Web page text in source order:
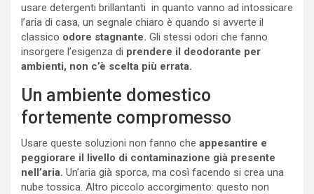
usare detergenti brillantanti in quanto vanno ad intossicare
l’aria di casa, un segnale chiaro è quando si avverte il
classico odore stagnante. Gli stessi odori che fanno
insorgere l’esigenza di prendere il deodorante per
ambienti, non c’è scelta più errata.
Un ambiente domestico
fortemente compromesso
Usare queste soluzioni non fanno che appesantire e
peggiorare il livello di contaminazione già presente
nell’aria. Un’aria già sporca, ma così facendo si crea una
nube tossica. Altro piccolo accorgimento: questo non